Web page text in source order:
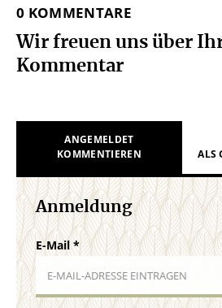
0 KOMMENTARE
Wir freuen uns über
Kommentar
ANGEMELDET
KOMMENTIEREN
ALS
Anmeldung
E-Mail*